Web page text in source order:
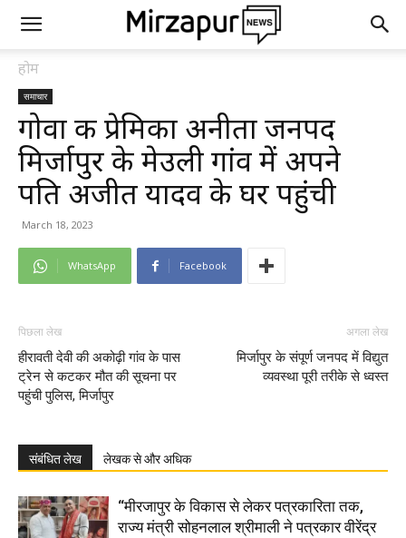
होम
समाचार
गोवा की प्रेमिका अनीता जनपद
मिर्जापुर के मेउली गांव में अपने
पति अजीत यादव के घर पहुंची
March 18, 2023
WhatsApp Facebook
पिछला लेख
हीरावती देवी की अकोढ़ी गांव के पास
ट्रेन से कटकर मौत की सूचना पर
पहुंची पुलिस, मिर्जापुर
अगला लेख
मिर्जापुर के संपूर्ण जनपद में विद्युत
व्यवस्था पूरी तरीके से ध्वस्त
संबंधित लेख लेखक से और अधिक
“मीरजापुर के विकास से लेकर पत्रकारिता तक,
राज्य मंत्री सोहनलाल श्रीमाली ने पत्रकार वीरेंद्र